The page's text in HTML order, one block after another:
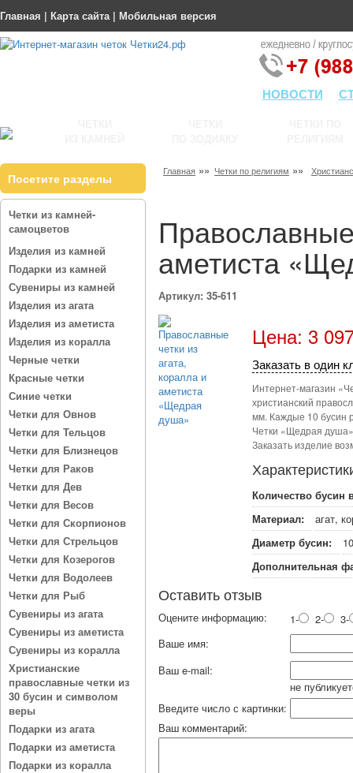
Главная | Карта сайта| Мобильная версия
НОВОСТИ
Посетите разделы
Четки из камней-
самоцветов
Изделия из камней
Подарки из камней
Сувениры из камней
Изделия из агата
Изделия из аметиста
Изделия из коралла
Черные четки
Красные четки
Синие четки
Четки для Овнов
Четки для Тельцов
Четки для Близнецов
Четки для Раков
Четки для Дев
Четки для Весов
Четки для Скорпионов
Четки для Стрельцов
Четки для Козерогов
Четки для Водолеев
Четки для Рыб
Сувениры из агата
Сувениры из аметиста
Сувениры из коралла
Христианские
православные четки из
30 бусин и символом
веры
Подарки из агата
Подарки из аметиста
Подарки из коралла
Главная »» Четки по религиям »»
аметиста
Артикул: 35-611
Цена: 3
Заказать в один
Интернет-магазин
христианский
мм. Каждые 10 бусин
Четки «Щедрая
Заказать изделие
Количество бусин
Материал:
агат,
Диаметр бусин:
Дополнительная
Оставить отзыв
Оцените информацию: 1- 2-
3-
Ваше имя:
Ваш e-mail:
не
Введите число с картинки:
Ваш комментарий: